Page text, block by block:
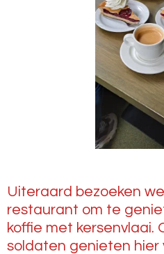
Uiteraard bezoeken
restaurant om te
koffie met kersenvlaai.
soldaten genieten hier